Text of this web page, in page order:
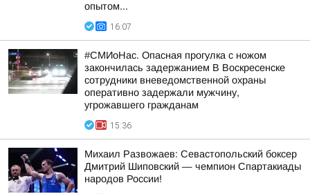
опытом...
16:07
#СМИоНас. Опасная прогулка с ножом
закончилась задержанием В Воскресенске
сотрудники вневедомственной охраны
оперативно задержали мужчину,
угрожавшего гражданам
15:36
Михаил Развожаев: Севастопольский боксер
Дмитрий Шиповский — чемпион Спартакиады
народов России!